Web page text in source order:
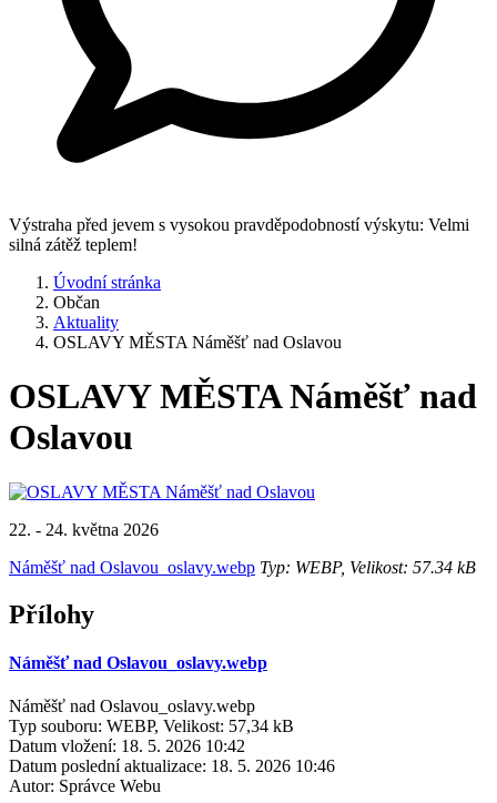
Výstraha před jevem s vysokou pravděpodobností výskytu: Velmi
silná zátěž teplem!
Úvodní stránka
Občan
Aktuality
OSLAVY MĚSTA Náměšť nad Oslavou
OSLAVY MĚSTA Náměšť nad
Oslavou
22. - 24. května 2026
Náměšť nad Oslavou_oslavy.webp Typ: WEBP, Velikost: 57.34 kB
Přílohy
Náměšť nad Oslavou_oslavy.webp
Náměšť nad Oslavou_oslavy.webp
Typ souboru: WEBP, Velikost: 57,34 kB
Datum vložení: 18. 5. 2026 10:42
Datum poslední aktualizace: 18. 5. 2026 10:46
Autor: Správce Webu